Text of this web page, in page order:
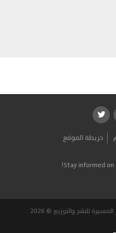
خريطة الموقع
Stay informed
للنشر والتوزيع © 2026